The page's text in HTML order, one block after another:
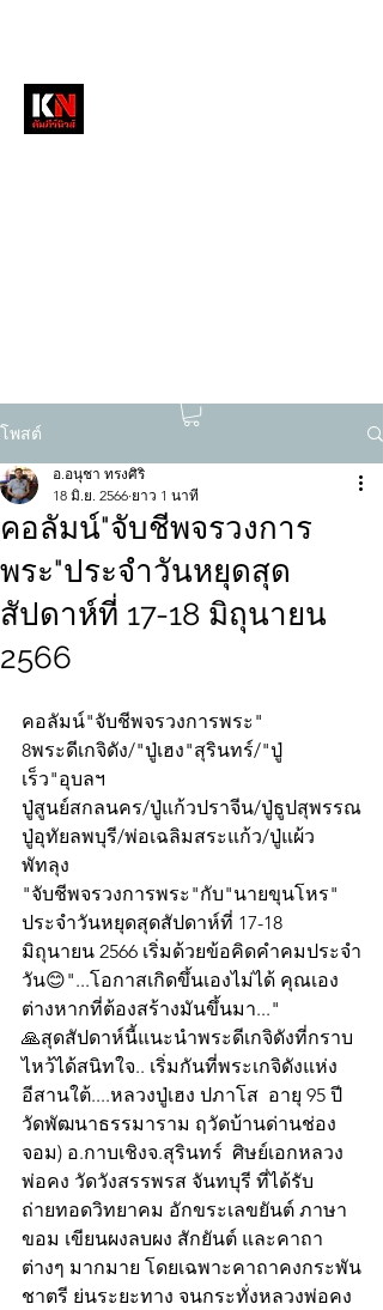
โพสต์
คอลัมน์"จับชีพจรวงการ
พระ"ประจำวันหยุดสุด
สัปดาห์ที่ 17-18 มิถุนายน
2566
อ.อนุชา ทรงศิริ
18 มิ.ย. 2566 ยาว 1 นาที
คอลัมน์"จับชีพจรวงการพระ"
8พระดีเกจิดัง/"ปู่เฮง"สุรินทร์/"ปู่
เร็ว"อุบลฯ
ปู่สูนย์สกลนคร/ปู่แก้วปราจีน/ปู่ธูปสุพรรณ
ปู่อุทัยลพบุรี/พ่อเฉลิมสระแก้ว/ปู่แผ้ว
พัทลุง
"จับชีพจรวงการพระ"กับ"นายขุนโหร"
ประจำวันหยุดสุดสัปดาห์ที่ 17-18
มิถุนายน 2566 เริ่มด้วยข้อคิดคำคมประจำ
วัน😊"...โอกาสเกิดขึ้นเองไม่ได้ คุณเอง
ต่างหากที่ต้องสร้างมันขึ้นมา..."
🙏สุดสัปดาห์นี้แนะนำพระดีเกจิดังที่กราบ
ไหว้ได้สนิทใจ.. เริ่มกันที่พระเกจิดังแห่ง
อีสานใต้....หลวงปู่เฮง ปภาโส  อายุ 95 ปี
วัดพัฒนาธรรมาราม ฤวัดบ้านด่านช่อง
จอม) อ.กาบเชิงจ.สุรินทร์  ศิษย์เอกหลวง
พ่อคง วัดวังสรรพรส จันทบุรี ที่ได้รับ
ถ่ายทอดวิทยาคม อักขระเลขยันต์ ภาษา
ขอม เขียนผงลบผง สักยันต์ และคาถา
ต่างๆ มากมาย โดยเฉพาะคาถาคงกระพัน
ชาตรี ย่นระยะทาง จนกระทั่งหลวงพ่อคง